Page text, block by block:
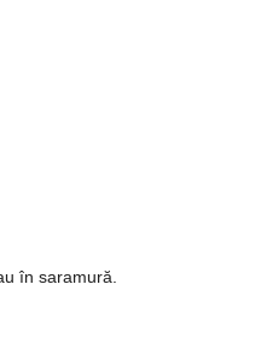
în saramură.